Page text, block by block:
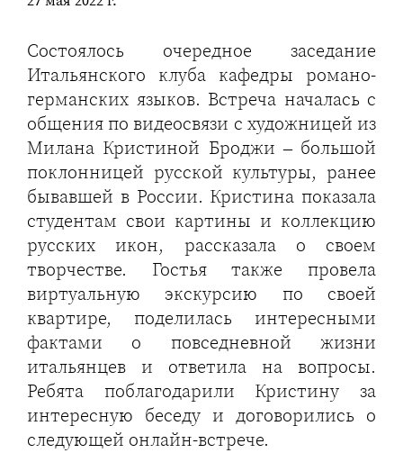
Состоялось очередное заседание
Итальянского клуба кафедры романо-
германских языков. Встреча началась с
общения по видеосвязи с художницей из
Милана Кристиной Броджи – большой
поклонницей русской культуры, ранее
бывавшей в России. Кристина показала
студентам свои картины и коллекцию
русских икон, рассказала о своем
творчестве. Гостья также провела
виртуальную экскурсию по своей
квартире, поделилась интересными
фактами о повседневной жизни
итальянцев и ответила на вопросы.
Ребята поблагодарили Кристину за
интересную беседу и договорились о
следующей онлайн-встрече.